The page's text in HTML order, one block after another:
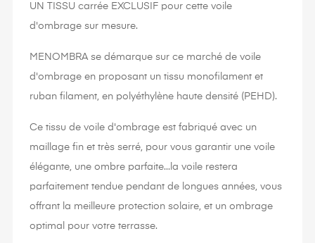
UN TISSU carrée EXCLUSIF pour cette voile
d'ombrage sur mesure.
MENOMBRA se démarque sur ce marché de voile
d'ombrage en proposant un tissu monofilament et
ruban filament, en polyéthylène haute densité (PEHD).
Ce tissu de voile d'ombrage est fabriqué avec un
maillage fin et très serré, pour vous garantir une voile
élégante, une ombre parfaite...la voile restera
parfaitement tendue pendant de longues années, vous
offrant la meilleure protection solaire, et un ombrage
optimal pour votre terrasse.